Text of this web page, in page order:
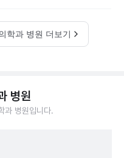
학과 병원 더보기
병원
과 병원입니다.